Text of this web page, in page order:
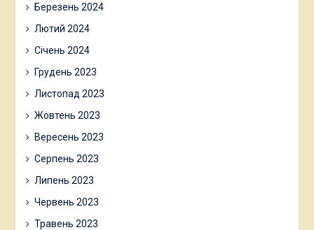
Березень 2024
Лютий 2024
Січень 2024
Грудень 2023
Листопад 2023
Жовтень 2023
Вересень 2023
Серпень 2023
Липень 2023
Червень 2023
Травень 2023